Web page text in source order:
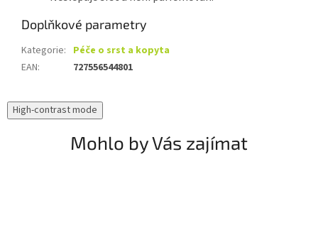
Doplňkové parametry
Kategorie: Péče o srst a kopyta
EAN: 727556544801
High-contrast mode
Mohlo by Vás zajímat